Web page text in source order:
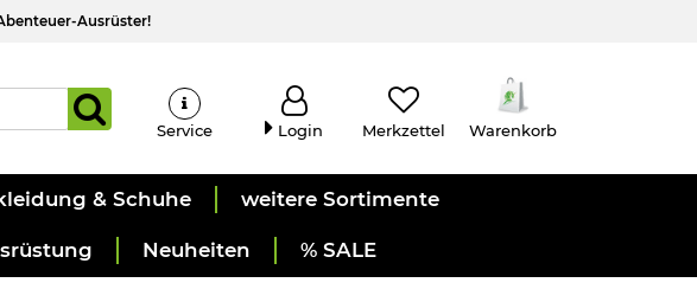
Ausrüster!
Service Login Merkzettel Warenkorb
& Schuhe weitere Sortimente
Neuheiten % SALE